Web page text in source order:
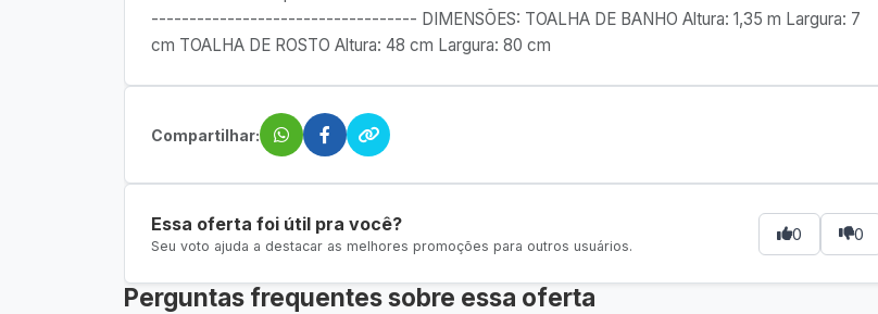
----------------------------------- DIMENSÕES: TOALHA DE BANHO Altura: 1,35 m Largura: 7
cm TOALHA DE ROSTO Altura: 48 cm Largura: 80 cm
Compartilhar:
Essa oferta foi útil pra você?
Seu voto ajuda a destacar as melhores promoções para outros usuários.
0 0
Perguntas frequentes sobre essa oferta